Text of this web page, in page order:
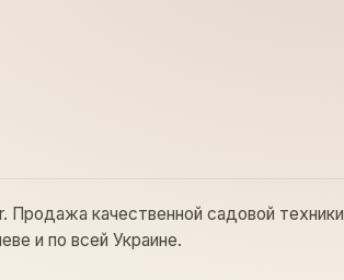
Продажа качественной садовой техники
и по всей Украине.